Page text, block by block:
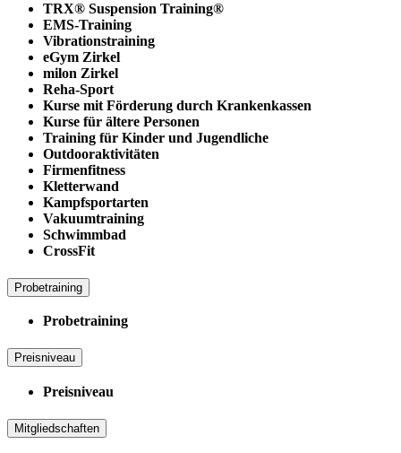
TRX® Suspension Training®
EMS-Training
Vibrationstraining
eGym Zirkel
milon Zirkel
Reha-Sport
Kurse mit Förderung durch Krankenkassen
Kurse für ältere Personen
Training für Kinder und Jugendliche
Outdooraktivitäten
Firmenfitness
Kletterwand
Kampfsportarten
Vakuumtraining
Schwimmbad
CrossFit
Probetraining
Probetraining
Preisniveau
Preisniveau
Mitgliedschaften